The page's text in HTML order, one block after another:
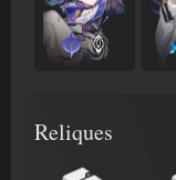
Reliques